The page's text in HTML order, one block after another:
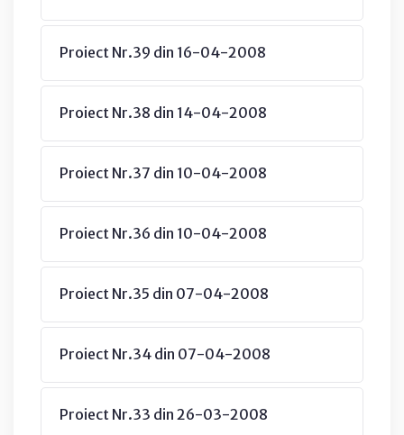
Proiect Nr.39 din 16-04-2008
Proiect Nr.38 din 14-04-2008
Proiect Nr.37 din 10-04-2008
Proiect Nr.36 din 10-04-2008
Proiect Nr.35 din 07-04-2008
Proiect Nr.34 din 07-04-2008
Proiect Nr.33 din 26-03-2008